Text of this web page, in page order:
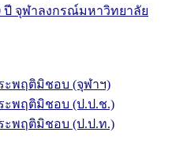
ปี จุฬาลงกรณ์มหาวิทยาลัย
ะพฤติมิชอบ (จุฬาฯ)
ะพฤติมิชอบ (ป.ป.ช.)
ะพฤติมิชอบ (ป.ป.ท.)